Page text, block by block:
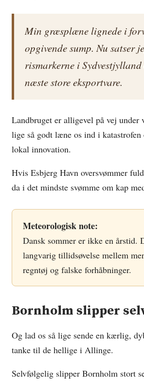
Min græsplæne lignede i
opgivende sump. Nu satser
rismarkerne i
næste store eksportvare.
Landbruget er alligevel på vej under
lige så godt læne os ind i
lokal innovation.
Hvis Esbjerg Havn oversvømmer
da i det mindste svømme om kap
Meteorologisk note:
Dansk sommer er ikke en årstid.
langvarig tillidsøvelse mellem
regntøj og falske forhåbninger.
Bornholm slipper
Og lad os så lige sende en kærlig,
tanke til de hellige i Allinge.
Selvfølgelig slipper Bornholm stort